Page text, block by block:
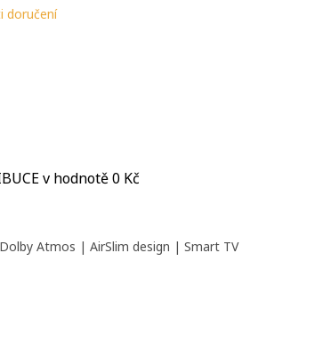
doručení
v hodnotě 0 Kč
Atmos | AirSlim design | Smart TV